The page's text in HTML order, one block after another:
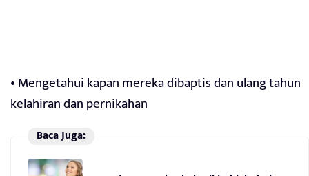
• Mengetahui kapan mereka dibaptis dan ulang tahun
kelahiran dan pernikahan
Baca Juga: